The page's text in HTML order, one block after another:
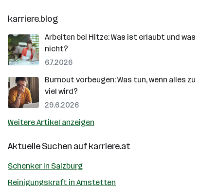
karriere.blog
Arbeiten bei Hitze: Was ist erlaubt und was
nicht?
6.7.2026
Burnout vorbeugen: Was tun, wenn alles zu
viel wird?
29.6.2026
Weitere Artikel anzeigen
Aktuelle Suchen aufkarriere.at
Schenker in Salzburg
Reinigungskraft in Amstetten